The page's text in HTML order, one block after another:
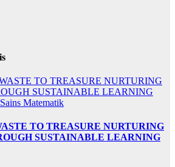
Matematik
TO TREASURE NURTURING
SUSTAINABLE LEARNING